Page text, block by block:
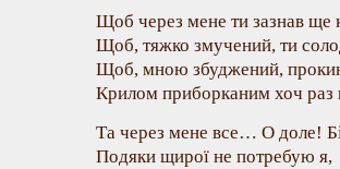
Щоб через мене ти зазнав ще
Щоб, тяжко змучений, ти
Щоб, мною збуджений,
Крилом приборканим хоч раз
Та через мене все… О доле!
Подяки щирої не потребую я,